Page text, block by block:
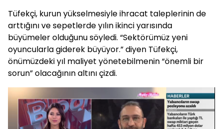
Tüfekçi, kurun yükselmesiyle ihracat taleplerinin de
arttığını ve sepetlerde yılın ikinci yarısında
büyümeler olduğunu söyledi. “Sektörümüz yeni
oyuncularla giderek büyüyor.” diyen Tüfekçi,
önümüzdeki yıl maliyet yönetebilmenin “önemli bir
sorun” olacağının altını çizdi.